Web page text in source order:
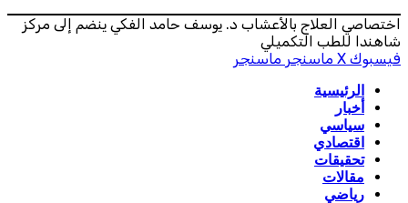
اختصاصي العلاج بالأعشاب د. يوسف حامد الفكي ينضم إلى مركز
شاهندا للطب التكميلي
فيسبوك ‫X ماسنجر ماسنجر
الرئيسية
أخبار
سياسي
اقتصادي
تحقيقات
مقالات
رياضي